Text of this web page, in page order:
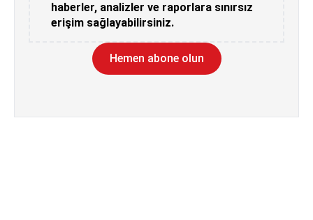
haberler, analizler ve raporlara sınırsız
erişim sağlayabilirsiniz.
Hemen abone olun